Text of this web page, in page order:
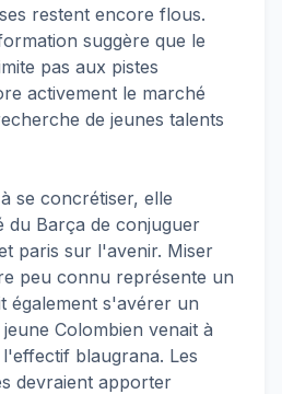
restent encore flous.
suggère que le
pas aux pistes
activement le marché
de jeunes talents
se concrétiser, elle
du Barça de conjuguer
paris sur l'avenir. Miser
peu connu représente un
également s'avérer un
Colombien venait à
blaugrana. Les
devraient apporter